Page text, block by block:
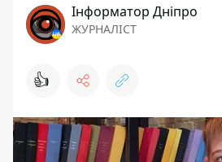
Інформатор Дніпро
ЖУРНАЛІСТ
👍